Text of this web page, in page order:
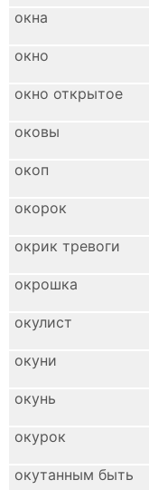
окна
окно
окно открытое
оковы
окоп
окорок
окрик тревоги
окрошка
окулист
окуни
окунь
окурок
окутанным быть